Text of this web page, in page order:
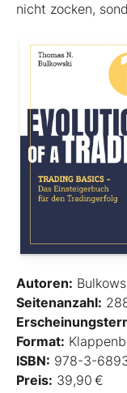
nicht zocken,
Autoren:
Seitenanzahl:
Format:
ISBN: 978-3-
Preis: 39,90 €